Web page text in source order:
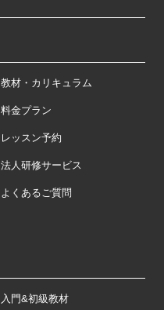
教材・カリキュラム
料金プラン
レッスン予約
法人研修サービス
よくあるご質問
入門&初級教材